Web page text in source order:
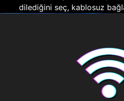
dilediğini seç, kablosuz